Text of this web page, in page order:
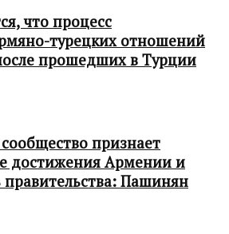
что процесс
турецких отношений
прошедших в Турции
признает
достижения Армении и
Пашинян